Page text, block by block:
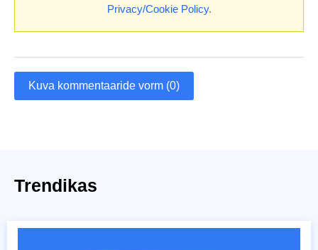
Privacy/Cookie Policy.
Kuva kommentaaride vorm (0)
Trendikas